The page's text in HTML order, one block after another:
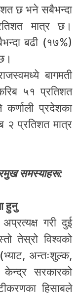
छ भने सबैभन्दा
मात्र छ।
बढी (१७%)
बागमती
५१ प्रतिशत
प्रदेशका
२ प्रतिशत मात्र
समस्याहरू:
हुनु
गरी दुई
तेस्रो विश्वको
अन्तःशुल्क,
सरकारको
हिसाबले